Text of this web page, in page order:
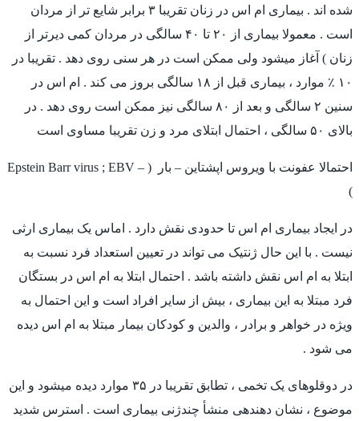
شده اند . بیماری ام اس در زنان تقریبا ۳ برابر شایع تر از مردان
است . معمولا بیماری از ۲۰ تا ۴۰ سالگی در مردان کمی دیرتر از
زنان ) آغاز میشود ولی ممکن است در هر سنی روی دهد . تقریبا در
۱۰ ٪ موارد ، بیماری قبل از ۱۸ سالگی بروز می کند . ام اس در
سنین ۲ سالگی و بعد از ۸۰ سالگی نیز ممکن است روی دهد . در
بالای ۵۰ سالگی ، احتمال ابتلای مرد و زن تقریبا مساوی است
احتمالا عفونت با ویروس اپشتاین – بار ( – Epstein Barr virus ; EBV
)
در ایجاد بیماری ام اس تا حدودی نقش دارد . اماس یک بیماری ارثی
نیست . با این حال ژنتیک می تواند در تعیین استعداد فرد نسبت به
ابتلا به ام اس نقش داشته باشد . احتمال ابتلا به ام اس در بستگان
فرد مبتلا به این بیماری ، بیش از سایر افراد است و این احتمال به
ویژه در خواهر و برادر ، والدین و کودکان بیمار مبتلا به ام اس ديده
می شود .
در دوقلوهای یک تخمی ، تطابق تقریبا در ۳۵ موارد دیده میشود و این
موضوع ، نشان دهندهی منشأ چندژنی بیماری است . استرس شدید